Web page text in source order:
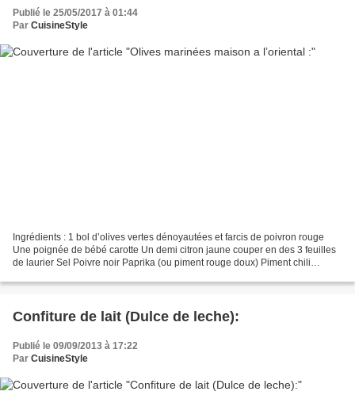
Publié le 25/05/2017 à 01:44
Par CuisineStyle
Ingrédients : 1 bol d’olives vertes dénoyautées et farcis de poivron rouge
Une poignée de bébé carotte Un demi citron jaune couper en des 3 feuilles
de laurier Sel Poivre noir Paprika (ou piment rouge doux) Piment chili
Confiture de lait (Dulce de leche):
Publié le 09/09/2013 à 17:22
Par CuisineStyle